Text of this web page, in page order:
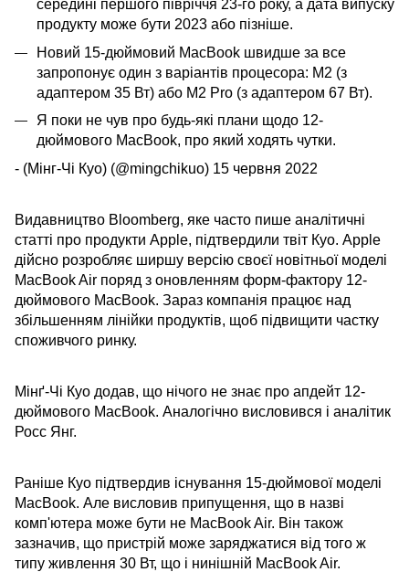
середині першого півріччя 23-го року, а дата випуску
продукту може бути 2023 або пізніше.
Новий 15-дюймовий MacBook швидше за все
запропонує один з варіантів процесора: M2 (з
адаптером 35 Вт) або M2 Pro (з адаптером 67 Вт).
Я поки не чув про будь-які плани щодо 12-
дюймового MacBook, про який ходять чутки.
- (Мінг-Чі Куо) (@mingchikuo) 15 червня 2022
Видавництво Bloomberg, яке часто пише аналітичні
статті про продукти Apple, підтвердили твіт Куо. Apple
дійсно розробляє ширшу версію своєї новітньої моделі
MacBook Air поряд з оновленням форм-фактору 12-
дюймового MacBook. Зараз компанія працює над
збільшенням лінійки продуктів, щоб підвищити частку
споживчого ринку.
Мінґ-Чі Куо додав, що нічого не знає про апдейт 12-
дюймового MacBook. Аналогічно висловився і аналітик
Росс Янг.
Раніше Куо підтвердив існування 15-дюймової моделі
MacBook. Але висловив припущення, що в назві
комп'ютера може бути не MacBook Air. Він також
зазначив, що пристрій може заряджатися від того ж
типу живлення 30 Вт, що і нинішній MacBook Air.